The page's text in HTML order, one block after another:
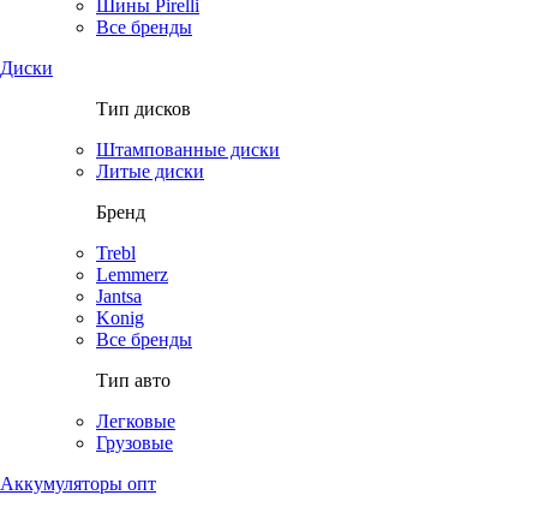
Шины Pirelli
Все бренды
Диски
Тип дисков
Штампованные диски
Литые диски
Бренд
Trebl
Lemmerz
Jantsa
Konig
Все бренды
Тип авто
Легковые
Грузовые
Аккумуляторы опт